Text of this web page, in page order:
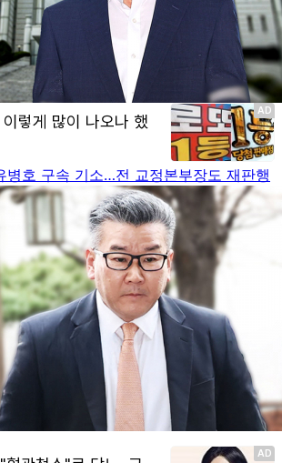
병호 구속 기소…전 교정본부장도 재판행